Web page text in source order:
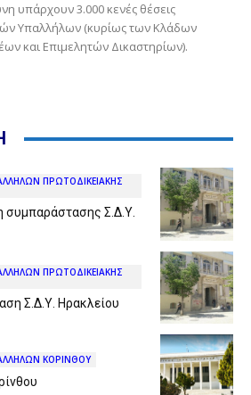
υπάρχουν 3.000 κενές θέσεις
Υπαλλήλων (κυρίως των Κλάδων
και Επιμελητών Δικαστηρίων).
ΠΡΩΤΟΔΙΚΕΙΑΚΗΣ
συμπαράστασης Σ.Δ.Υ.
ΠΡΩΤΟΔΙΚΕΙΑΚΗΣ
Σ.Δ.Υ. Ηρακλείου
ΚΟΡΙΝΘΟΥ